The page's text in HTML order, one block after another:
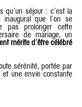
qu’un séjour : c’est la
que l’on se
pas prolonger cette
de mariage, un
mérite d’être célébré
sérénité, portée par
une envie constante